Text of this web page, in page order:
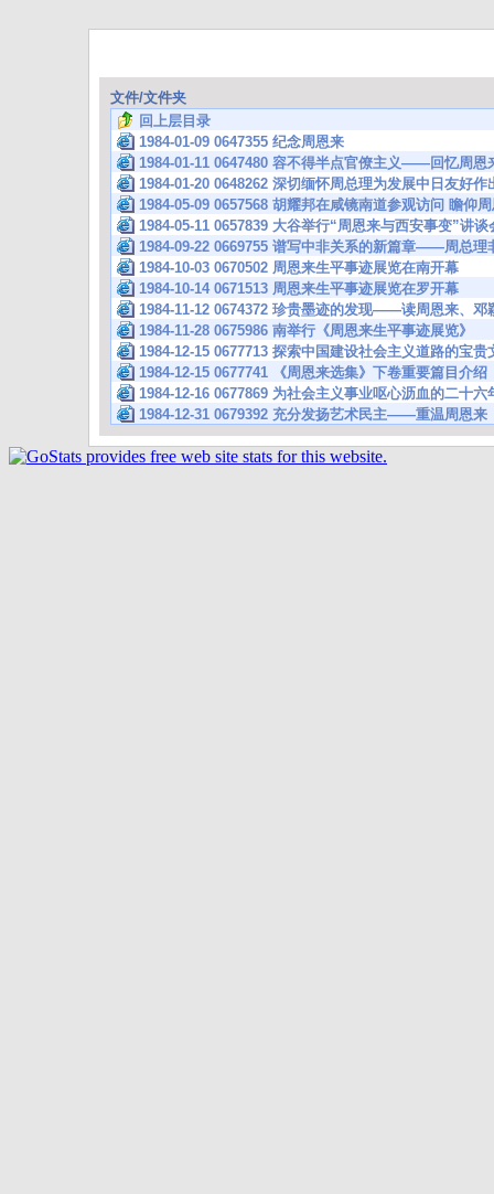
文件/文件夹
回上层目录
1984-01-09 0647355 纪念周恩来
1984-01-11 0647480 容不得半点官僚主义——回忆周恩
1984-01-20 0648262 深切缅怀周总理为发展中日友好
1984-05-09 0657568 胡耀邦在咸镜南道参观访问 瞻仰
1984-05-11 0657839 大谷举行“周恩来与西安事变”讲谈
1984-09-22 0669755 谱写中非关系的新篇章——周总理
1984-10-03 0670502 周恩来生平事迹展览在南开幕
1984-10-14 0671513 周恩来生平事迹展览在罗开幕
1984-11-12 0674372 珍贵墨迹的发现——读周恩来、邓
1984-11-28 0675986 南举行《周恩来生平事迹展览》
1984-12-15 0677713 探索中国建设社会主义道路的宝
1984-12-15 0677741 《周恩来选集》下卷重要篇目介绍
1984-12-16 0677869 为社会主义事业呕心沥血的二十
1984-12-31 0679392 充分发扬艺术民主——重温周恩来